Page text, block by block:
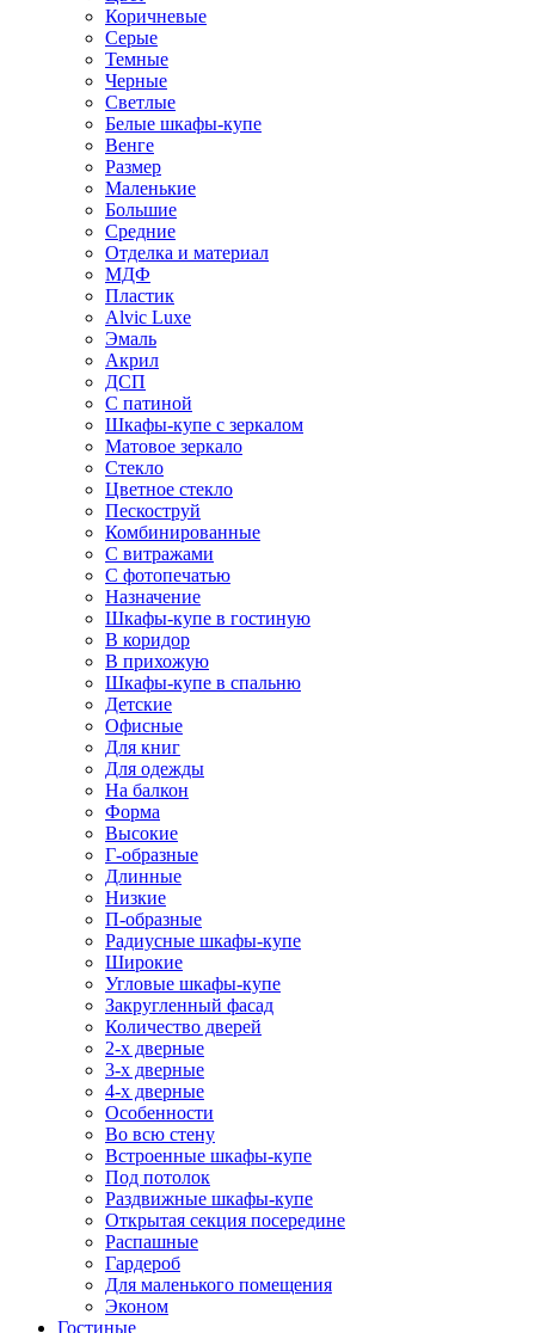
Коричневые
Серые
Темные
Черные
Светлые
Белые шкафы-купе
Венге
Размер
Маленькие
Большие
Средние
Отделка и материал
МДФ
Пластик
Alvic Luxe
Эмаль
Акрил
ДСП
С патиной
Шкафы-купе с зеркалом
Матовое зеркало
Стекло
Цветное стекло
Пескоструй
Комбинированные
С витражами
С фотопечатью
Назначение
Шкафы-купе в гостиную
В коридор
В прихожую
Шкафы-купе в спальню
Детские
Офисные
Для книг
Для одежды
На балкон
Форма
Высокие
Г-образные
Длинные
Низкие
П-образные
Радиусные шкафы-купе
Широкие
Угловые шкафы-купе
Закругленный фасад
Количество дверей
2-х дверные
3-х дверные
4-х дверные
Особенности
Во всю стену
Встроенные шкафы-купе
Под потолок
Раздвижные шкафы-купе
Открытая секция посередине
Распашные
Гардероб
Для маленького помещения
Эконом
Гостиные